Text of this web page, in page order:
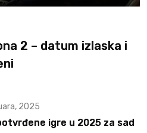
2 – datum izlaska i
2025
igre u 2025 za sad